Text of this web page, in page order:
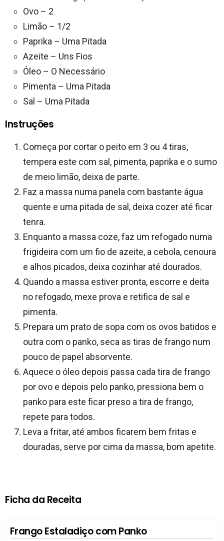
Ovo – 2
Limão – 1/2
Paprika – Uma Pitada
Azeite – Uns Fios
Óleo – O Necessário
Pimenta – Uma Pitada
Sal – Uma Pitada
Instruções
Começa por cortar o peito em 3 ou 4 tiras,
tempera este com sal, pimenta, paprika e o sumo
de meio limão, deixa de parte.
Faz a massa numa panela com bastante água
quente e uma pitada de sal, deixa cozer até ficar
tenra.
Enquanto a massa coze, faz um refogado numa
frigideira com um fio de azeite, a cebola, cenoura
e alhos picados, deixa cozinhar até dourados.
Quando a massa estiver pronta, escorre e deita
no refogado, mexe prova e retifica de sal e
pimenta.
Prepara um prato de sopa com os ovos batidos e
outra com o panko, seca as tiras de frango num
pouco de papel absorvente.
Aquece o óleo depois passa cada tira de frango
por ovo e depois pelo panko, pressiona bem o
panko para este ficar preso a tira de frango,
repete para todos.
Leva a fritar, até ambos ficarem bem fritas e
douradas, serve por cima da massa, bom apetite.
Ficha da Receita
Frango Estaladiço com Panko